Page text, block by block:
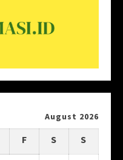
August 2026
F S S